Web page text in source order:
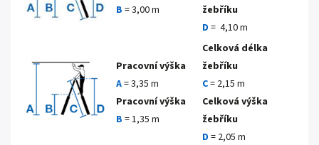
B = 3,00 m
žebříku
D = 4,10 m
Pracovní výška
A= 3,35 m
Pracovní výška
B = 1,35 m
Celková délka
žebříku
C= 2,15 m
Celková výška
žebříku
D = 2,05 m